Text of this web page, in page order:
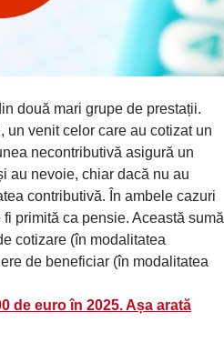
două mari grupe de prestații.
un venit celor care au cotizat un
necontributivă asigură un
au nevoie, chiar dacă nu au
contributivă. În ambele cazuri
primită ca pensie. Această sumă
cotizare (în modalitatea
de beneficiar (în modalitatea
de euro în 2025. Așa arată